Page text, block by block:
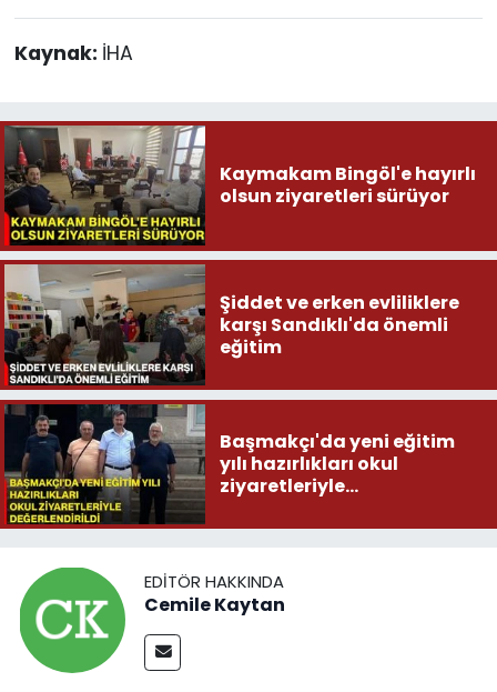
Kaynak: İHA
Kaymakam Bingöl'e hayırlı
olsun ziyaretleri sürüyor
Şiddet ve erken evliliklere
karşı Sandıklı'da önemli
eğitim
Başmakçı'da yeni eğitim
yılı hazırlıkları okul
ziyaretleriyle
EDITÖR HAKKINDA
Cemile Kaytan